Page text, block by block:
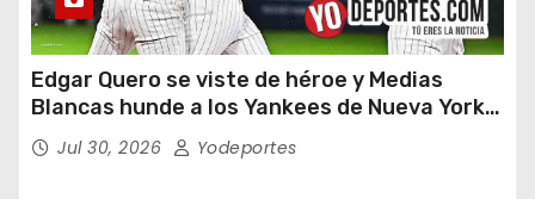
Edgar Quero se viste de héroe y Medias
Blancas hunde a los Yankees de Nueva York
en doce entradas
Jul 30, 2026 Yodeportes